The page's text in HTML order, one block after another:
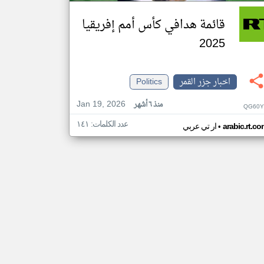
قائمة هدافي كأس أمم إفريقيا
2025
اخبار جزر القمر
Politics
Jan 19, 2026
منذ ٦ أشهر
ار تي عربي• عدد الكلمات: ١٤١